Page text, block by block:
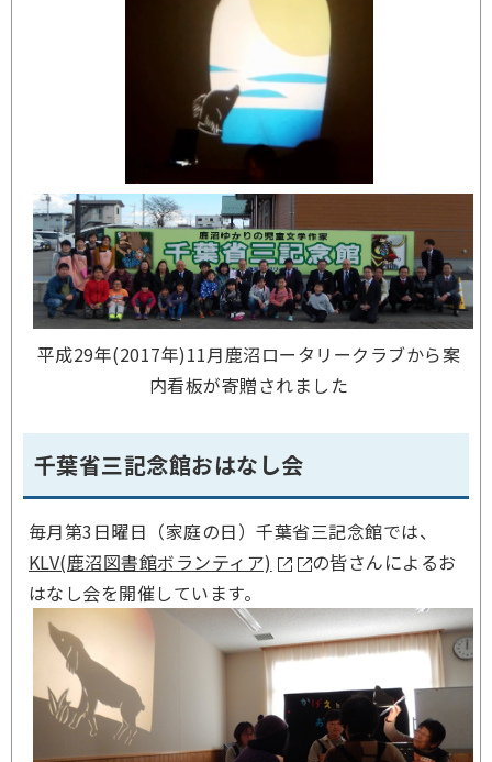
平成29年(2017年)11月鹿沼ロータリークラブから案
内看板が寄贈されました
千葉省三記念館おはなし会
毎月第3日曜日（家庭の日）千葉省三記念館では、
KLV(鹿沼図書館ボランティア)
の皆さんによるお
はなし会を開催しています。